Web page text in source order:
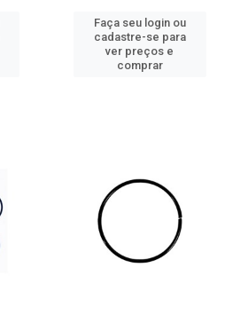
Faça seu login ou
cadastre-se para
ver preços e
comprar